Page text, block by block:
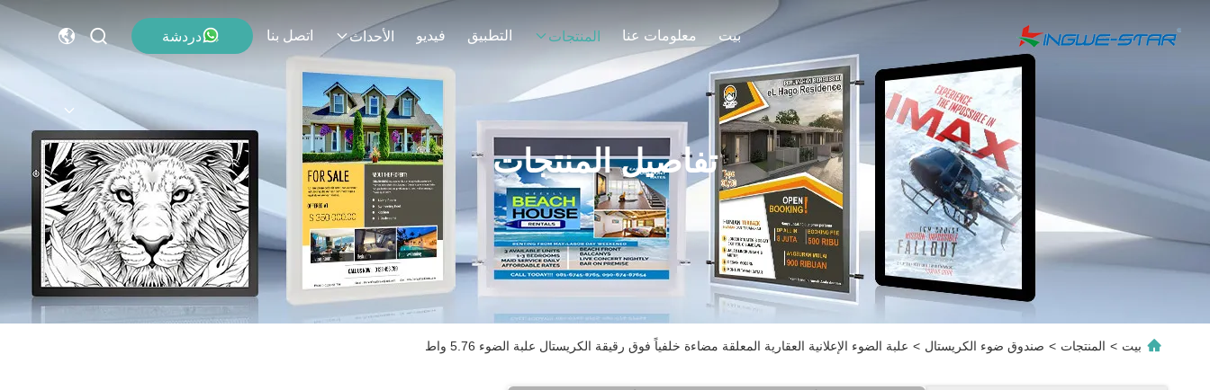
بيت معلومات عنا المنتجات التطبيق فيديو الأحداث اتصل بنا دردشة
تفاصيل المنتجات
بيت > المنتجات > صندوق ضوء الكريستال > علبة الضوء الإعلانية العقارية المعلقة مضاءة خلفياً فوق رقيقة الكريستال علبة الضوء 5.76 واط